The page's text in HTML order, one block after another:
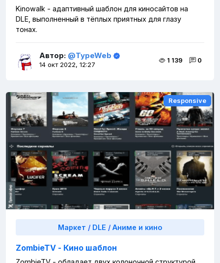
Kinowalk - адаптивный шаблон для киносайтов на
DLE, выполненный в тёплых приятных для глазу
тонах.
Автор: @TypeWeb
14 окт 2022, 12:27
1 139 0
Responsive
Responsive
Маркет / DLE / Аниме и кино
ZombieTV - Кино шаблон